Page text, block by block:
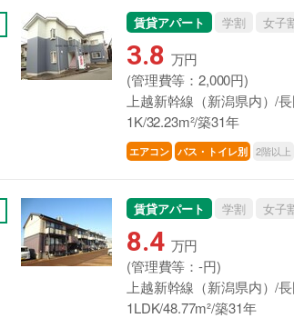
賃貸アパート 学割 女子
3.8 万円
(管理費等：2,000円)
上越新幹線（新潟県内）/
1K/32.23m²/築31年
エアコン バス・トイレ別 2階以上
賃貸アパート 学割 女子
8.4 万円
(管理費等：-円)
上越新幹線（新潟県内）/
1LDK/48.77m²/築31年